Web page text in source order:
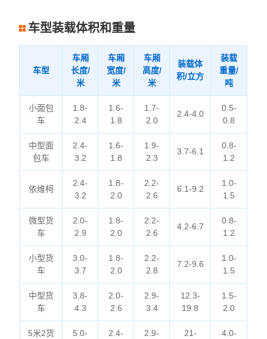
车型装载体积和重量
车型
车厢
长度/
米
车厢
宽度/
米
车厢
高度/
米
装载体
积/立方
装载
重量/
吨
小面包
车
1.8-
2.4
1.6-
1.8
1.7-
2.0
2.4-4.0
0.5-
0.8
中型面
包车
2.4-
3.2
1.6-
1.8
1.9-
2.3
3.7-6.1
0.8-
1.2
依维柯
2.4-
3.2
1.8-
2.0
2.2-
2.6
6.1-9.2
1.0-
1.5
微型货
车
2.0-
2.9
1.8-
2.0
2.2-
2.6
4.2-6.7
0.8-
1.2
小型货
车
3.0-
3.7
1.8-
2.0
2.2-
2.8
7.2-9.6
1.0-
1.5
中型货
车
3.8-
4.3
2.0-
2.6
2.9-
3.4
12.3-
19.8
1.5-
2.0
5米2货
5.0-
2.4-
2.9-
21-
4.0-